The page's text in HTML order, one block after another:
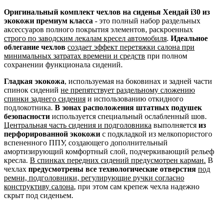
Оригинальный комплект чехлов на сиденья Хендай i30 из
экокожи премиум класса - это полный набор раздельных
аксессуаров полного покрытия элементов, раскроенных
строго по заводским лекалам кресел автомобиля. Идеальное
облегание чехлов создает эффект перетяжки салона при
минимальных затратах времени и средств при полном
сохранении функционала сидений.
Гладкая экокожа, используемая на боковинах и задней части
спинок сидений не препятствует раздельному сложению
спинки заднего сидения и использованию откидного
подлокотника. В зонах расположения штатных подушек
безопасности используется специальный ослабленный шов.
Центральная часть сидения и подголовника выполняется из
перфорированной экокожи с подкладкой из мелкопористого
вспененного ППУ, создающего дополнительный
амортизирующий комфортный слой, подчеркивающий рельеф
кресла. В спинках передних сидений предусмотрен карман. В
чехлах предусмотрены все технологические отверстия под
ремни, подголовники, регулирующие ручки согласно
конструктиву салона, при этом сам крепеж чехла надежно
скрыт под сиденьем.